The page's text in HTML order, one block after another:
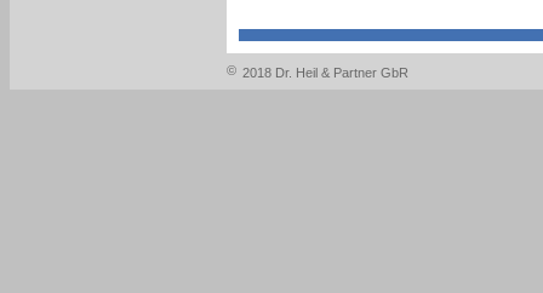
© 2018 Dr. Heil & Partner GbR